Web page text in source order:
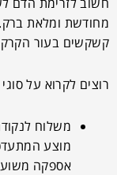
מחודשת ומלאת
קשקשים בעור
רוצים לקרוא על
משלוח